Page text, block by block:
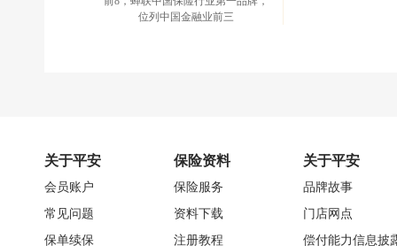
位列中国金融业前三
关于平安
会员账户
常见问题
保单续保
保险资料
保险服务
资料下载
注册教程
关于平安
品牌故事
门店网点
偿付能力信息披